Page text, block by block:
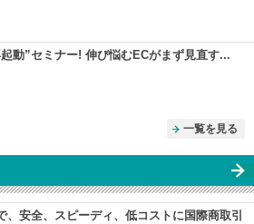
動”セミナー! 伸び悩むECがまず見直す...
一覧を見る
、安全、スピーディ、低コストに国際商取引